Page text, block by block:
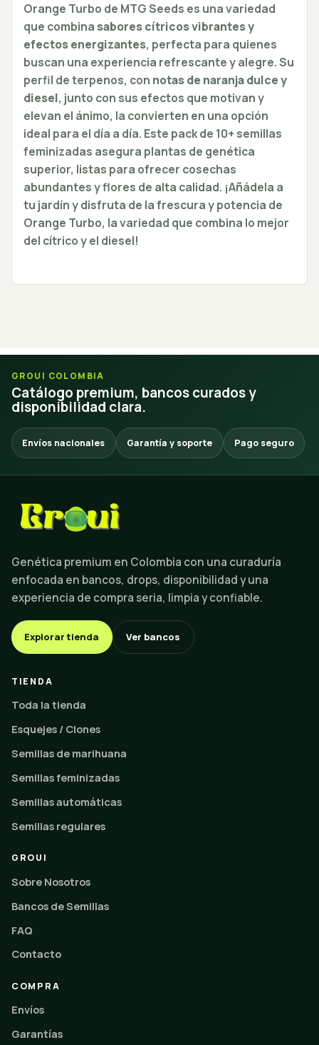
Orange Turbo de MTG Seeds es una variedad
que combina sabores cítricos vibrantes y
efectos energizantes, perfecta para quienes
buscan una experiencia refrescante y alegre. Su
perfil de terpenos, con notas de naranja dulce y
diesel, junto con sus efectos que motivan y
elevan el ánimo, la convierten en una opción
ideal para el día a día. Este pack de 10+ semillas
feminizadas asegura plantas de genética
superior, listas para ofrecer cosechas
abundantes y flores de alta calidad. ¡Añádela a
tu jardín y disfruta de la frescura y potencia de
Orange Turbo, la variedad que combina lo mejor
del cítrico y el diesel!
GROUI COLOMBIA
Catálogo premium, bancos curados y
disponibilidad clara.
Envíos nacionales Garantía y soporte Pago seguro
Genética premium en Colombia con una curaduría
enfocada en bancos, drops, disponibilidad y una
experiencia de compra seria, limpia y confiable.
Explorar tienda Ver bancos
TIENDA
Toda la tienda
Esquejes / Clones
Semillas de marihuana
Semillas feminizadas
Semillas automáticas
Semillas regulares
GROUI
Sobre Nosotros
Bancos de Semillas
FAQ
Contacto
COMPRA
Envíos
Garantías